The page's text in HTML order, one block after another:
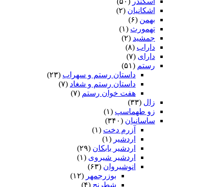
اشکانیان (۲)
بهمن (۶)
تهمورث (۱)
جمشید (۲)
داراب (۸)
دارای (۷)
رستم (۵۱)
داستان رستم و سهراب (۲۳)
داستان رستم و شغاد (۷)
هفت خوان رستم‏ (۷)
زال (۳۳)
زو طهماسپ‏ (۱)
ساسانیان (۳۴۰)
آزرم دخت (۱)
اردشیر (۱)
اردشیر بابکان (۲۹)
اردشیر شیروی (۱)
انوشیروان (۶۳)
بوزرجمهر (۱۲)
شطرنج (۴)